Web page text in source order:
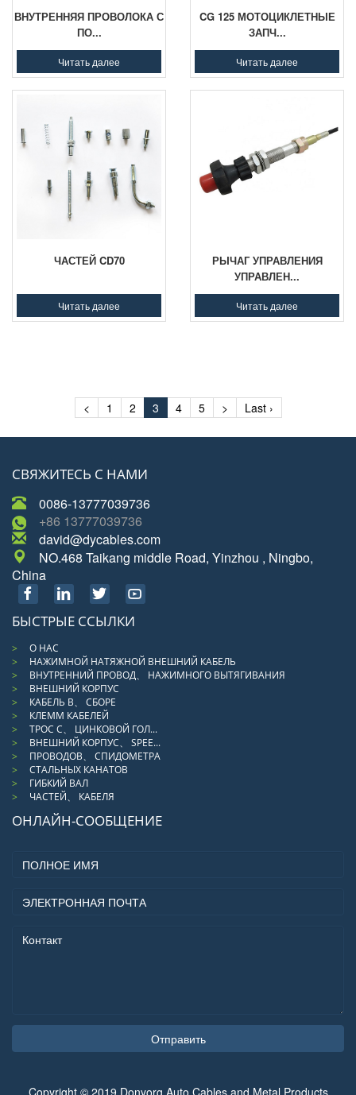
ВНУТРЕННЯЯ ПРОВОЛОКА С
ПО...
Читать далее
CG 125 МОТОЦИКЛЕТНЫЕ
ЗАПЧ...
Читать далее
ЧАСТЕЙ CD70
Читать далее
РЫЧАГ УПРАВЛЕНИЯ
УПРАВЛЕН...
Читать далее
< 1 2 3 4 5 > Last ›
СВЯЖИТЕСЬ С НАМИ
0086-13777039736
+86 13777039736
david@dycables.com
NO.468 Taikang middle Road, Yinzhou , Ningbo,
China
БЫСТРЫЕ ССЫЛКИ
О НАС
НАЖИМНОЙ НАТЯЖНОЙ ВНЕШНИЙ КАБЕЛЬ
ВНУТРЕННИЙ ПРОВОД、 НАЖИМНОГО ВЫТЯГИВАНИЯ
ВНЕШНИЙ КОРПУС
КАБЕЛЬ В、 СБОРЕ
КЛЕММ КАБЕЛЕЙ
ТРОС С、 ЦИНКОВОЙ ГОЛ...
ВНЕШНИЙ КОРПУС、 SPEE...
ПРОВОДОВ、 СПИДОМЕТРА
СТАЛЬНЫХ КАНАТОВ
ГИБКИЙ ВАЛ
ЧАСТЕЙ、 КАБЕЛЯ
ОНЛАЙН-СООБЩЕНИЕ
Отправить